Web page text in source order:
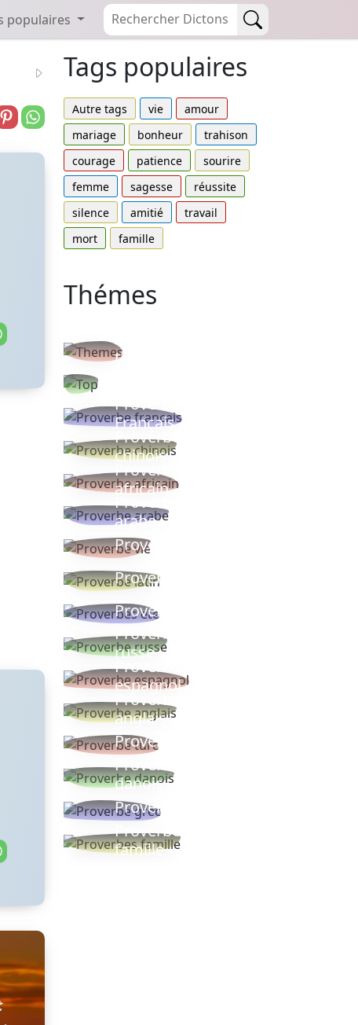
populaires
Tags populaires
Autre tags vie
amour
mariage
bonheur
trahison
courage
patience
sourire
femme
sagesse
réussite
silence
amitié
travail
mort
famille
Thémes
thèmes
Proverbe
Français
Proverbe
chinois
Proverbe
africain
Proverbe
arabe
Proverbe vie
Proverbe latin
Proverbes ete
Proverbe
russe
Proverbe
espagnol
Proverbe
anglais
Proverbe turc
Proverbe
danois
Proverbe grec
Proverbes
famille